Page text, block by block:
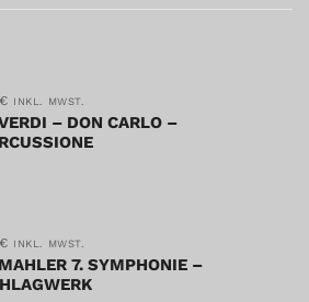
€ INKL. MWST.
– DON CARLO –
€ INKL. MWST.
7. SYMPHONIE –